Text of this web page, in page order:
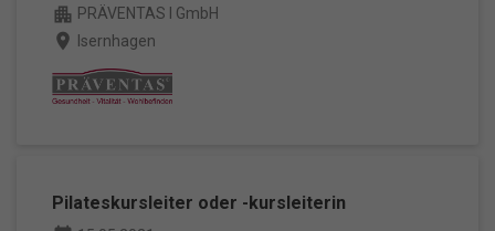
apartment PRÄVENTAS I GmbH
place Isernhagen
Pilateskursleiter oder -kursleiterin
Marketing (1)
Marketing-Cookies werden von Drittanbietern oder Publishern
verwendet, um personalisierte Werbung anzuzeigen. Sie tun dies, indem